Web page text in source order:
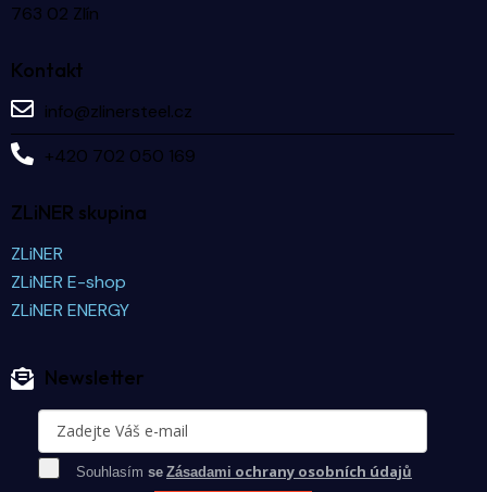
763 02 Zlín
Kontakt
info@zlinersteel.cz
+420 702 050 169
ZLiNER skupina
ZLiNER
ZLiNER E-shop
ZLiNER ENERGY
Newsletter
Souhlasím se Zásadami ochrany osobních údajů